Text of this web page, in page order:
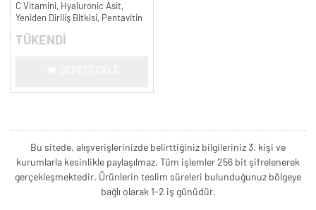
C Vitamini, Hyaluronic Asit,
Yeniden Diriliş Bitkisi, Pentavitin
TÜKENDİ
Bu sitede, alışverişlerinizde belirttiğiniz bilgileriniz 3. kişi ve
kurumlarla kesinlikle paylaşılmaz. Tüm işlemler 256 bit şifrelenerek
gerçekleşmektedir. Ürünlerin teslim süreleri bulunduğunuz bölgeye
bağlı olarak 1-2 iş günüdür.